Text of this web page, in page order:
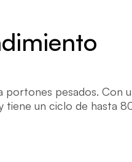
portones pesados.